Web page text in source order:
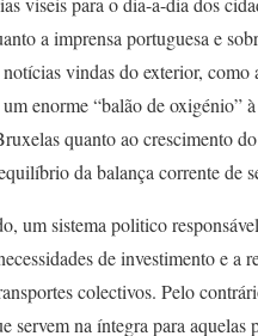
a imprensa portuguesa e
vindas do exterior,
enorme “balão de oxigénio”
quanto ao crescimento
da balança corrente de
um sistema politico
de investimento e a
colectivos. Pelo
servem na íntegra para